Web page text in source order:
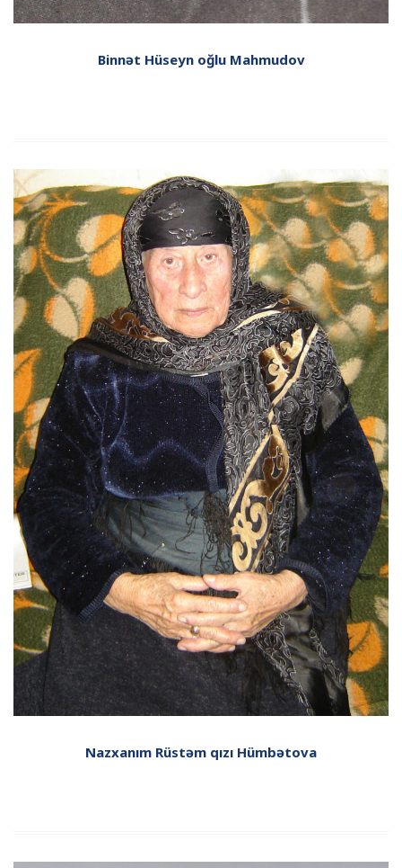
Binnət Hüseyn oğlu Mah­mu­dov
Nazxanım Rüstəm qızı Hümbətova